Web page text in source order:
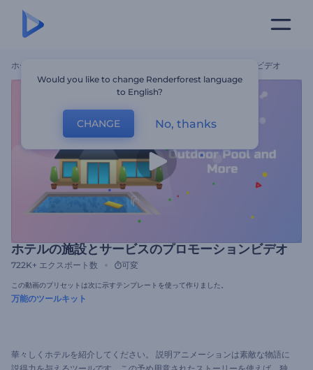
ホーム ホテルの施設とサービスのプロモーションビデオ
ホテルの施設とサービスのプロモーションビデオ
722K+ エクスポート数 可変
この動画のプリセットは次に示すテンプレートを使って作りました。
万能のツールキット
華々しくホテルを紹介してください。 説明アニメーションは素敵な物語に
Would you like to change Renderforest language
to English?
CHANGE No, thanks